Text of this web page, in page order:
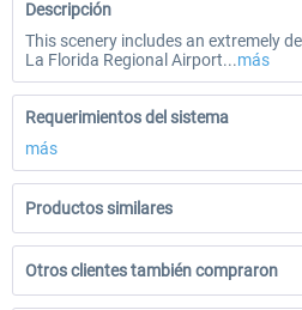
Descripción
This scenery includes an extremely
La Florida Regional Airport...más
Requerimientos del sistema
más
Productos similares
Otros clientes también compraron